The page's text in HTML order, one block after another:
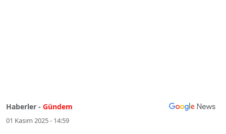
Haberler - Gündem
01 Kasım 2025 - 14:59